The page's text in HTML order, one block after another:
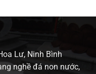
Lư, Ninh Bình
nghề đá non nước,